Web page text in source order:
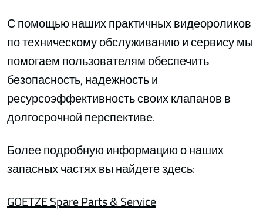
С помощью наших практичных видеороликов
по техническому обслуживанию и сервису мы
помогаем пользователям обеспечить
безопасность, надежность и
ресурсоэффективность своих клапанов в
долгосрочной перспективе.
Более подробную информацию о наших
запасных частях вы найдете здесь:
GOETZE Spare Parts & Service